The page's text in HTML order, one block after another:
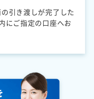
引き渡しが完了した
にご指定の口座へお